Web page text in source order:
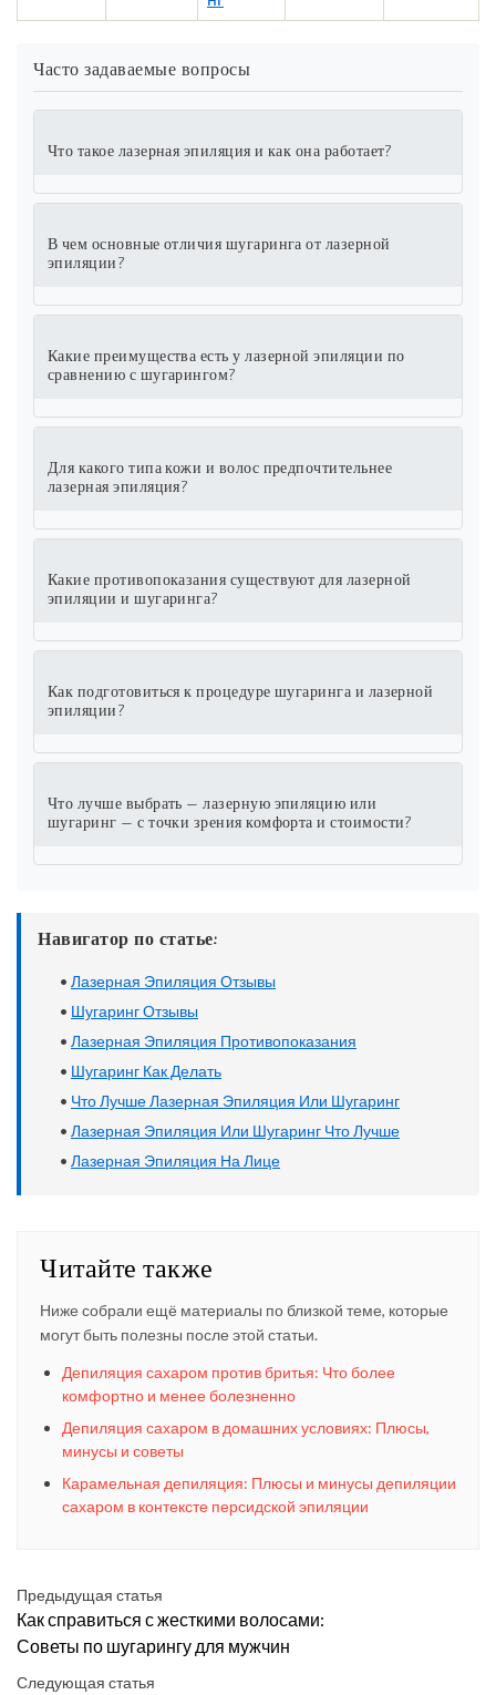
Часто задаваемые вопросы
Что такое лазерная эпиляция и как она работает?
В чем основные отличия шугаринга от лазерной
эпиляции?
Какие преимущества есть у лазерной эпиляции по
сравнению с шугарингом?
Для какого типа кожи и волос предпочтительнее
лазерная эпиляция?
Какие противопоказания существуют для лазерной
эпиляции и шугаринга?
Как подготовиться к процедуре шугаринга и лазерной
эпиляции?
Что лучше выбрать — лазерную эпиляцию или
шугаринг — с точки зрения комфорта и стоимости?
Навигатор по статье:
• Лазерная Эпиляция Отзывы
• Шугаринг Отзывы
• Лазерная Эпиляция Противопоказания
• Шугаринг Как Делать
• Что Лучше Лазерная Эпиляция Или Шугаринг
• Лазерная Эпиляция Или Шугаринг Что Лучше
• Лазерная Эпиляция На Лице
Читайте также
Ниже собрали ещё материалы по близкой теме, которые
могут быть полезны после этой статьи.
Депиляция сахаром против бритья: Что более
комфортно и менее болезненно
Депиляция сахаром в домашних условиях: Плюсы,
минусы и советы
Карамельная депиляция: Плюсы и минусы депиляции
сахаром в контексте персидской эпиляции
Предыдущая статья
Как справиться с жесткими волосами:
Советы по шугарингу для мужчин
Следующая статья